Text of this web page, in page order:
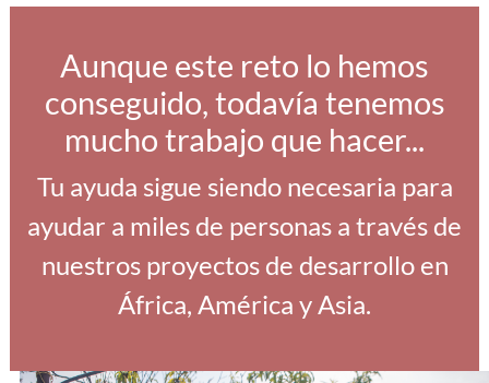
Aunque este reto lo hemos
conseguido, todavía tenemos
mucho trabajo que hacer...
Tu ayuda sigue siendo necesaria para
ayudar a miles de personas a través de
nuestros proyectos de desarrollo en
África, América y Asia.